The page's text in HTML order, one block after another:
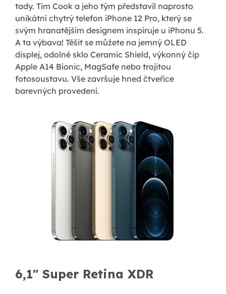
tady. Tim Cook a jeho tým představil naprosto
unikátní chytrý telefon iPhone 12 Pro, který se
svým hranatějším designem inspiruje u iPhonu 5.
A ta výbava! Těšit se můžete na jemný OLED
displej, odolné sklo Ceramic Shield, výkonný čip
Apple A14 Bionic, MagSafe nebo trojitou
fotosoustavu. Vše završuje hned čtveřice
barevných provedení.
6,1" Super Retina XDR